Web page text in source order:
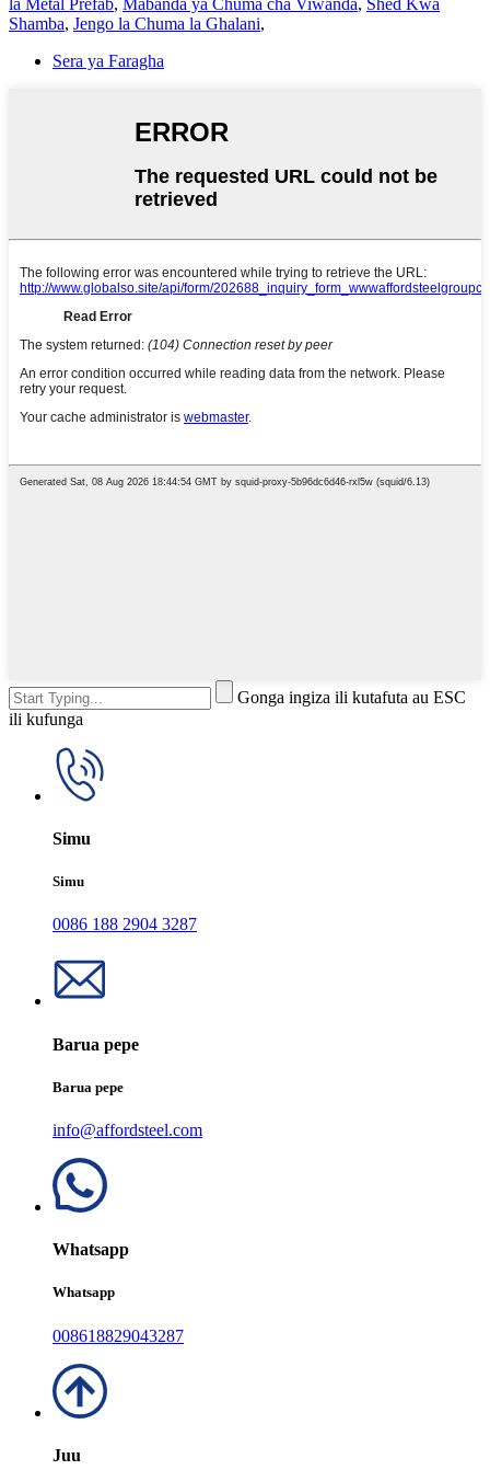
Shamba, Jengo la Chuma la Ghalani,
Sera ya Faragha
Gonga ingiza ili kutafuta au ESC
ili kufunga
Simu
Simu
0086 188 2904 3287
Barua pepe
Barua pepe
info@affordsteel.com
Whatsapp
Whatsapp
008618829043287
Juu